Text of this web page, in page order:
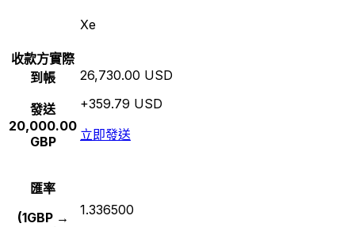
Xe
收款方實際
到帳
發送
20,000.00
GBP
26,730.00 USD
+359.79 USD
立即發送
匯率
(1GBP →
1.336500